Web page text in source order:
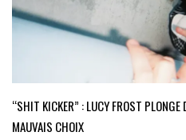
“SHIT KICKER” : LUCY FROST PLONGE
MAUVAIS CHOIX